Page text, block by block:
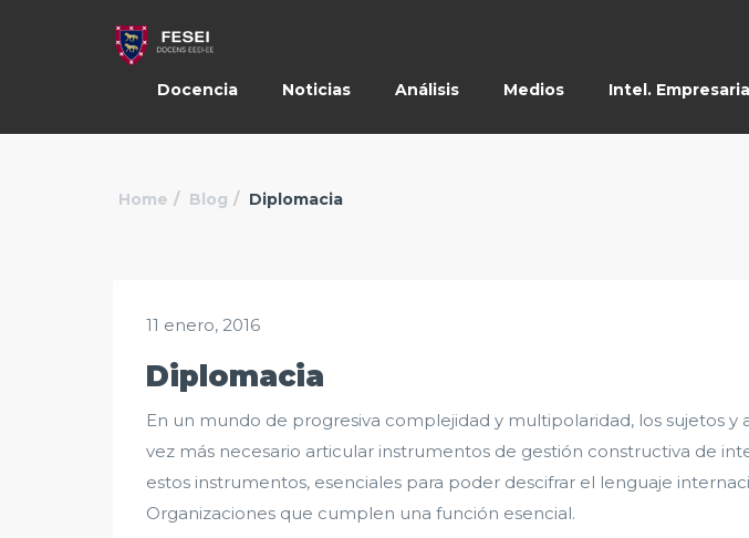
Docencia Noticias Análisis Medios Intel.
Home Blog Diplomacia
11 enero, 2016
Diplomacia
En un mundo de progresiva complejidad y multipolaridad, los sujetos
vez más necesario articular instrumentos de gestión constructiva de
estos instrumentos, esenciales para poder descifrar el lenguaje
Organizaciones que cumplen una función esencial.